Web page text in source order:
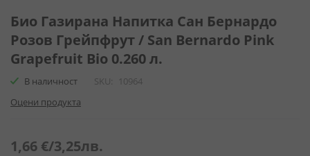
към
на
галерия
снимки
Био Газирана Напитка Сан Бернардо
Розов Грейпфрут / San Bernardo Pink
Grapefruit Bio 0.260 л.
В наличност SKU
10964
Оцени продукта
1,66 €/3,25лв.